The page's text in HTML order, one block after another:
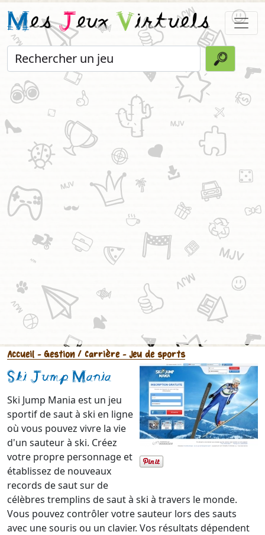
MesJeuxVirtuels
Accueil - Gestion / Carrière- Jeu de sports
Ski Jump Mania
Ski Jump Mania est un jeu
sportif de saut à ski en ligne
où vous pouvez vivre la vie
d'un sauteur à ski. Créez
votre propre personnage et
établissez de nouveaux
records de saut sur de
célèbres tremplins de saut à ski à travers le monde.
Vous pouvez contrôler votre sauteur lors des sauts
avec une souris ou un clavier. Vos résultats dépendent